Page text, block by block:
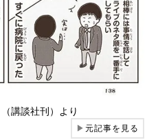
講談社刊）より
▶元記事を見る